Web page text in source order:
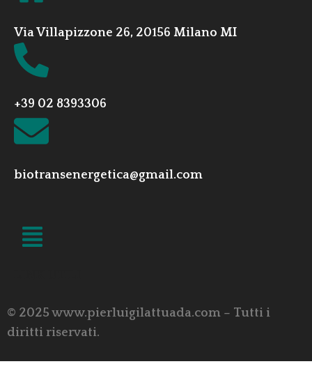
Via Villapizzone 26, 20156 Milano MI
+39 02 8393306
biotransenergetica@gmail.com
© 2025 www.pierluigilattuada.com – Tutti i
diritti riservati.